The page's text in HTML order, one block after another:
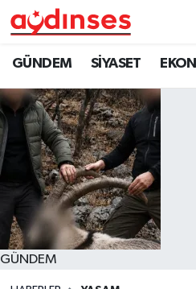
GÜNDEM SİYASET
GÜNDEM
GÜNDEM
SİYASET
EKONOMİ
DÜNYA
SPOR
MAGAZİN
Nöbetçi Eczaneler
Hava Durumu
Aydin Namaz Vakitleri
Trafik Durumu
Süper Lig Puan Durumu
Tüm Manşetler